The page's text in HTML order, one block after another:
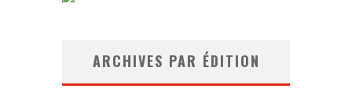
ARCHIVES PAR ÉDITION